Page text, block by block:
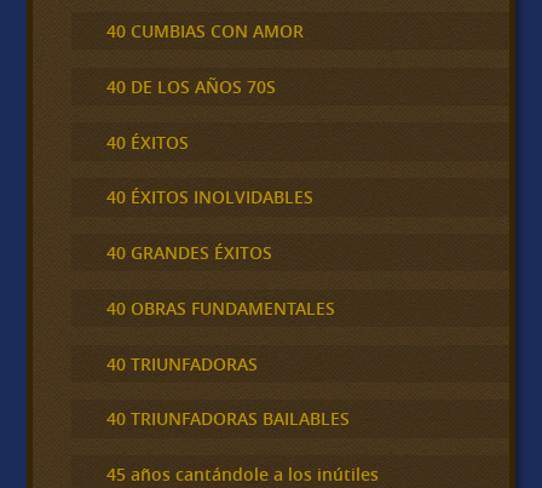
40 CUMBIAS CON AMOR
40 DE LOS AÑOS 70S
40 ÉXITOS
40 ÉXITOS INOLVIDABLES
40 GRANDES ÉXITOS
40 OBRAS FUNDAMENTALES
40 TRIUNFADORAS
40 TRIUNFADORAS BAILABLES
45 años cantándole a los inútiles